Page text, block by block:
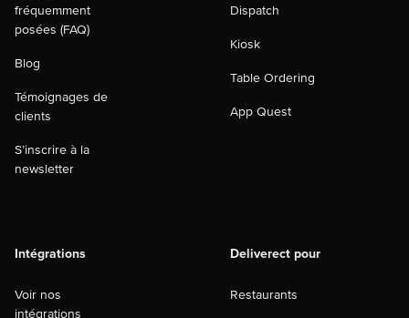
fréquemment
posées (FAQ)
Blog
Témoignages de
clients
S’inscrire à la
newsletter
Dispatch
Kiosk
Table Ordering
App Quest
Intégrations
Voir nos
intégrations
Deliverect pour
Restaurants